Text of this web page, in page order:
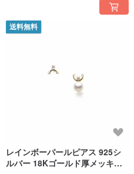
送料無料
レインボーパールピアス 925シ
ルバー 18Kゴールド厚メッキ